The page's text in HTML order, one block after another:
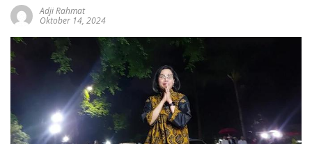
Adji Rahmat
Oktober 14, 2024